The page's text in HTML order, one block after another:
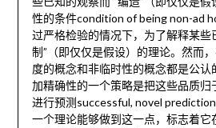
性的条件condition of being non-ad
过严格检验的情况下，为了解释某些
制”（即仅仅是假设）的理论。然而
度的概念和非临时性的概念都是公认
加精确性的一个策略是把这些品质归
进行预测successful, novel
一个理论能够做到这一点，标志着它